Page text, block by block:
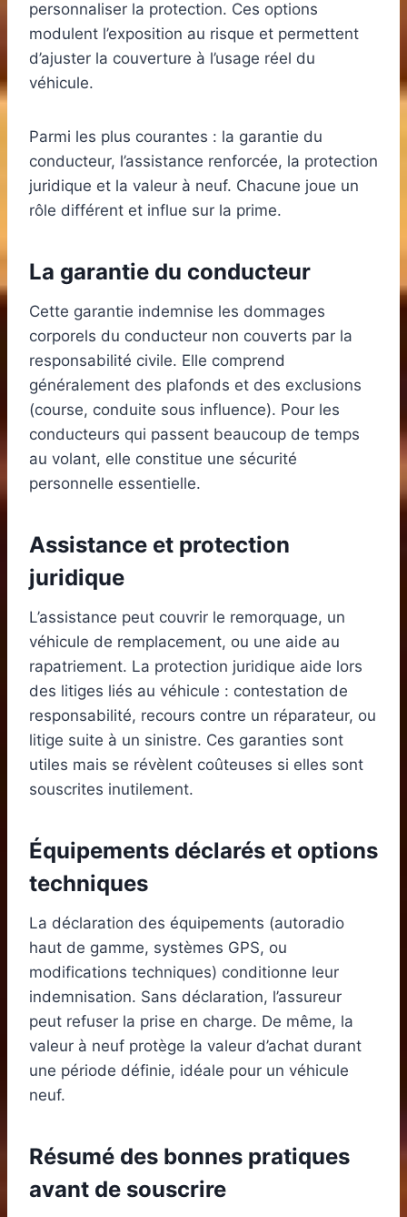
personnaliser la protection. Ces options
modulent l’exposition au risque et permettent
d’ajuster la couverture à l’usage réel du
véhicule.
Parmi les plus courantes : la garantie du
conducteur, l’assistance renforcée, la protection
juridique et la valeur à neuf. Chacune joue un
rôle différent et influe sur la prime.
La garantie du conducteur
Cette garantie indemnise les dommages
corporels du conducteur non couverts par la
responsabilité civile. Elle comprend
généralement des plafonds et des exclusions
(course, conduite sous influence). Pour les
conducteurs qui passent beaucoup de temps
au volant, elle constitue une sécurité
personnelle essentielle.
Assistance et protection
juridique
L’assistance peut couvrir le remorquage, un
véhicule de remplacement, ou une aide au
rapatriement. La protection juridique aide lors
des litiges liés au véhicule : contestation de
responsabilité, recours contre un réparateur, ou
litige suite à un sinistre. Ces garanties sont
utiles mais se révèlent coûteuses si elles sont
souscrites inutilement.
Équipements déclarés et options
techniques
La déclaration des équipements (autoradio
haut de gamme, systèmes GPS, ou
modifications techniques) conditionne leur
indemnisation. Sans déclaration, l’assureur
peut refuser la prise en charge. De même, la
valeur à neuf protège la valeur d’achat durant
une période définie, idéale pour un véhicule
neuf.
Résumé des bonnes pratiques
avant de souscrire